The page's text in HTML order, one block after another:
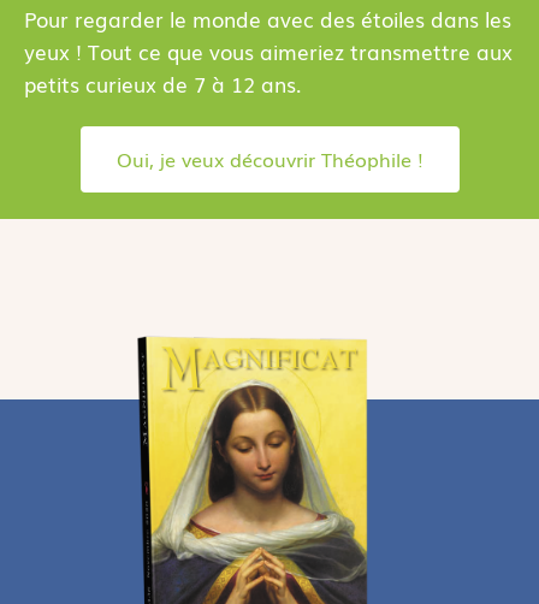
Pour regarder le monde avec des étoiles dans les
yeux ! Tout ce que vous aimeriez transmettre aux
petits curieux de 7 à 12 ans.
Oui, je veux découvrir Théophile !